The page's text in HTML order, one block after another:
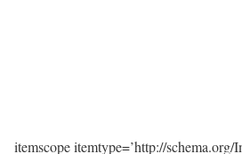
itemscope itemtype=’http://schema.org/